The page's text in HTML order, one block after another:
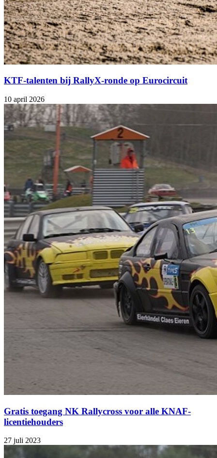
KTF-talenten bij RallyX-ronde op Eurocircuit
10 april 2026
Gratis toegang NK Rallycross voor alle KNAF-
licentiehouders
27 juli 2023